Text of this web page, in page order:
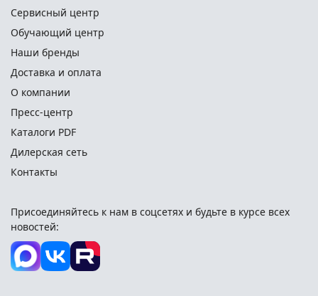
Сервисный центр
Обучающий центр
Наши бренды
Доставка и оплата
О компании
Пресс-центр
Каталоги PDF
Дилерская сеть
Контакты
Присоединяйтесь к нам в соцсетях и будьте в курсе всех
новостей: